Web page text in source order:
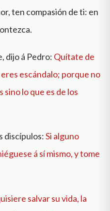
ten compasión de ti: en
dijo á Pedro: Quítate de
escándalo; porque no
sino lo que es de los
discípulos:Si alguno
á sí mismo, y tome
salvar su vida, la